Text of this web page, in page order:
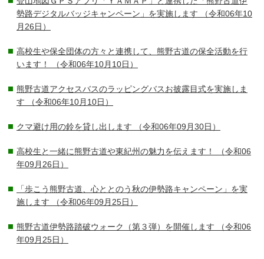
勢路デジタルバッジキャンペーン」を実施します （令和06年10
月26日）
高校生や保全団体の方々と連携して、熊野古道の保全活動を行
います！
（令和06年10月10日）
熊野古道アクセスバスのラッピングバスお披露目式を実施しま
す （令和06年10月10日）
クマ避け用の鈴を貸し出します （令和06年09月30日）
高校生と一緒に熊野古道や東紀州の魅力を伝えます！
（令和06
年09月26日）
「歩こう熊野古道、心ととのう秋の伊勢路キャンペーン」を実
施します （令和06年09月25日）
熊野古道伊勢路踏破ウォーク（第３弾）を開催します （令和06
年09月25日）